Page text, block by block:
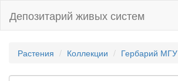
Депозитарий живых систем
Растения Коллекции Гербарий МГУ